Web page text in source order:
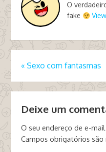
O
fake
« Sexo com fantasmas
Deixe um
O seu endereço de e-
Campos obrigatórios são